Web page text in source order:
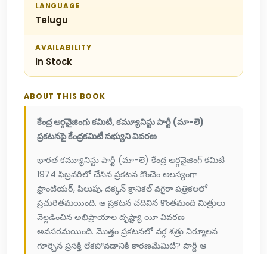
LANGUAGE
Telugu
AVAILABILITY
In Stock
ABOUT THIS BOOK
కేంద్ర ఆర్గనైజింగు కమిటీ, కమ్యూనిస్టు పార్టీ (మా-లె)
ప్రకటనపై కేంద్రకమిటీ సభ్యుని వివరణ
భారత కమ్యూనిస్టు పార్టీ (మా-లె) కేంద్ర ఆర్గనైజింగ్ కమిటీ
1974 ఫిబ్రవరిలో చేసిన ప్రకటన కొంచెం ఆలస్యంగా
ఫ్రాంటియర్, పిలుపు, దక్కన్ క్రానికల్ వగైరా పత్రికలలో
ప్రచురితమయింది. ఆ ప్రకటన చదివిన కొంతమంది మిత్రులు
వెల్లడించిన అభిప్రాయాల దృష్ట్యా యీ వివరణ
అవసరమయింది. మొత్తం ప్రకటనలో వర్గ శత్రు నిర్మూలన
గూర్చిన ప్రసక్తి లేకపోవడానికి కారణమేమిటి? పార్టీ ఆ